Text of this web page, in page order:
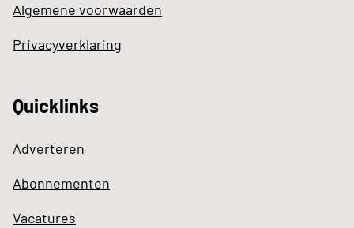
Algemene voorwaarden
Privacyverklaring
Quicklinks
Adverteren
Abonnementen
Vacatures